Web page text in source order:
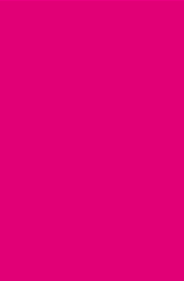
Tab geöffnet)
Tab geöffnet)